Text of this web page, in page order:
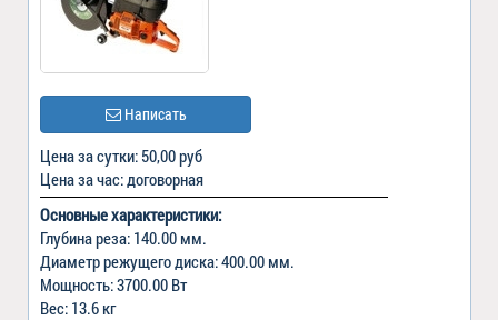
Написать
Цена за сутки: 50,00 руб
Цена за час: договорная
Основные характеристики:
Глубина реза: 140.00 мм.
Диаметр режущего диска: 400.00 мм.
Мощность: 3700.00 Вт
Вес: 13.6 кг